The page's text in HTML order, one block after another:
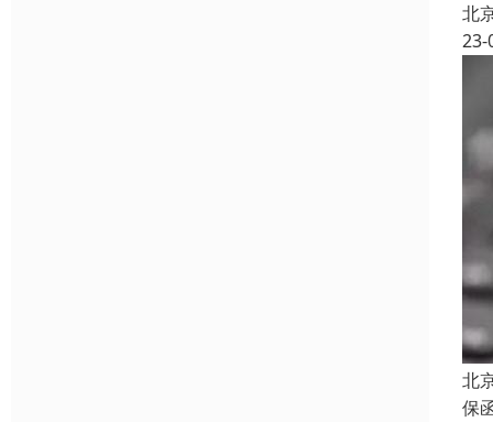
北
23-
北
保